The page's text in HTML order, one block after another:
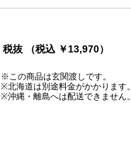
税抜 （税込 ￥13,970）
※この商品は玄関渡しです。
※北海道は別途料金がかかります。
※沖縄・離島へは配送できません。